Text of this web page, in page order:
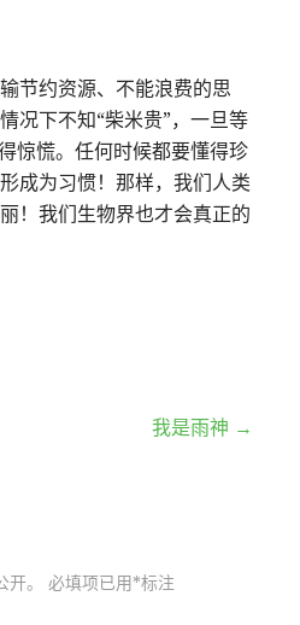
节约资源、不能浪费的思
况下不知“柴米贵”，一旦等
惊慌。任何时候都要懂得珍
成为习惯！那样，我们人类
！我们生物界也才会真正的
我是雨神 →
。 必填项已用*标注